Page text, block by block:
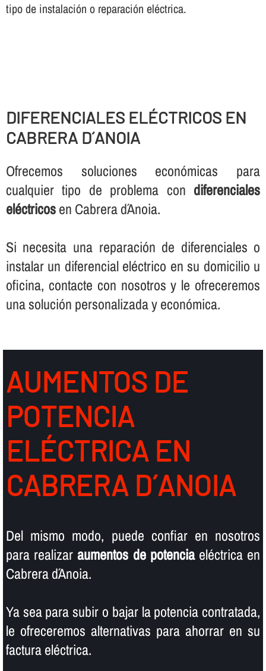
tipo de instalación o reparación eléctrica.
DIFERENCIALES ELÉCTRICOS EN
CABRERA D´ANOIA
Ofrecemos soluciones económicas para
cualquier tipo de problema con diferenciales
eléctricosen Cabrera d´Anoia.
Si necesita una reparación de diferenciales o
instalar un diferencial eléctrico en su domicilio u
oficina, contacte con nosotros y le ofreceremos
una solución personalizada y económica.
AUMENTOS DE
POTENCIA
ELÉCTRICA EN
CABRERA D´ANOIA
Del mismo modo, puede confiar en nosotros
para realizaraumentos de potenciaeléctrica en
Cabrera d´Anoia.
Ya sea para subir o bajar la potencia contratada,
le ofreceremos alternativas para ahorrar en su
factura eléctrica.